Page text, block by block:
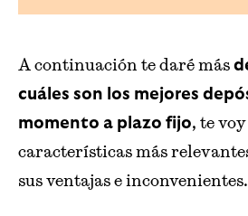
A continuación te daré más
cuáles son los mejores
momento a plazo fijo, te
características más
sus ventajas e inconvenientes.